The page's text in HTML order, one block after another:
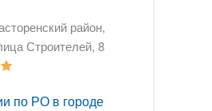
район,
Строителей, 8
по РО в городе